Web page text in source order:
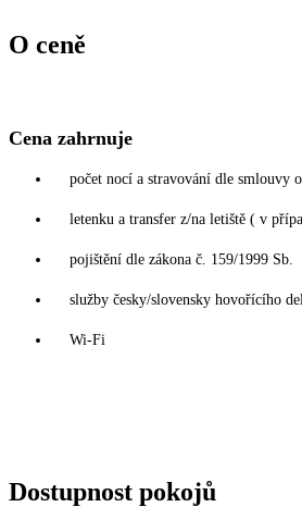
O ceně
Cena zahrnuje
počet nocí a stravování dle smlouvy
letenku a transfer z/na letiště ( v
pojištění dle zákona č. 159/1999 Sb.
služby česky/slovensky hovořícího
Wi-Fi
Dostupnost pokojů